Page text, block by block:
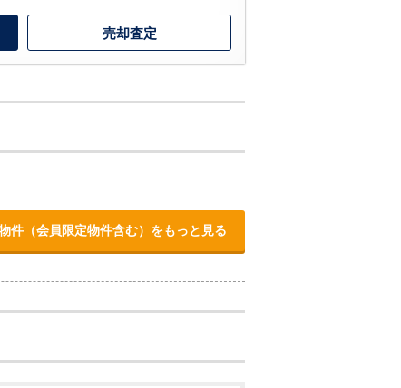
売却査定
件（会員限定物件含む）をもっと見る